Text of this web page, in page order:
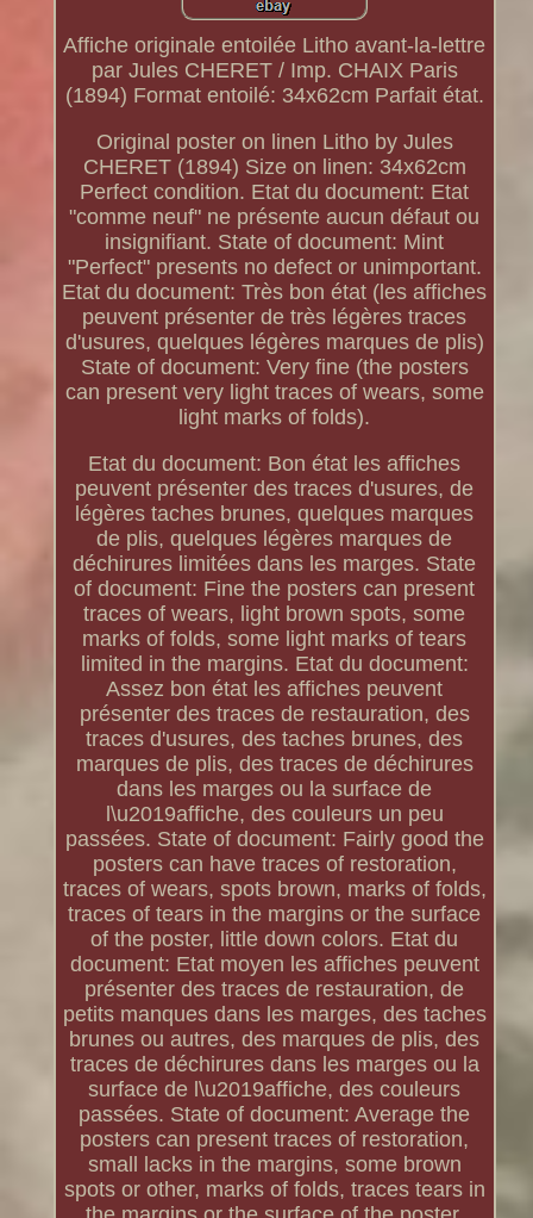
Affiche originale entoilée Litho avant-la-lettre
par Jules CHERET / Imp. CHAIX Paris
(1894) Format entoilé: 34x62cm Parfait état.
Original poster on linen Litho by Jules
CHERET (1894) Size on linen: 34x62cm
Perfect condition. Etat du document: Etat
"comme neuf" ne présente aucun défaut ou
insignifiant. State of document: Mint
"Perfect" presents no defect or unimportant.
Etat du document: Très bon état (les affiches
peuvent présenter de très légères traces
d'usures, quelques légères marques de plis)
State of document: Very fine (the posters
can present very light traces of wears, some
light marks of folds).
Etat du document: Bon état les affiches
peuvent présenter des traces d'usures, de
légères taches brunes, quelques marques
de plis, quelques légères marques de
déchirures limitées dans les marges. State
of document: Fine the posters can present
traces of wears, light brown spots, some
marks of folds, some light marks of tears
limited in the margins. Etat du document:
Assez bon état les affiches peuvent
présenter des traces de restauration, des
traces d'usures, des taches brunes, des
marques de plis, des traces de déchirures
dans les marges ou la surface de
l\u2019affiche, des couleurs un peu
passées. State of document: Fairly good the
posters can have traces of restoration,
traces of wears, spots brown, marks of folds,
traces of tears in the margins or the surface
of the poster, little down colors. Etat du
document: Etat moyen les affiches peuvent
présenter des traces de restauration, de
petits manques dans les marges, des taches
brunes ou autres, des marques de plis, des
traces de déchirures dans les marges ou la
surface de l\u2019affiche, des couleurs
passées. State of document: Average the
posters can present traces of restoration,
small lacks in the margins, some brown
spots or other, marks of folds, traces tears in